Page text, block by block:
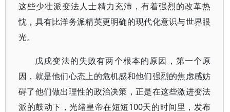
这些少壮派变法人士精力充沛，有着强烈的改革热
忱，具有比洋务派精英更明确的现代化意识与世界眼
光。
戊戌变法的失败有两个根本的原因，第一个原
因，就是他们心态上的危机感和他们强烈的焦虑感妨
碍了他们做出理性的政治决策，正是在这些激进变法
派的鼓动下，光绪皇帝在短短100天的时间里，发布